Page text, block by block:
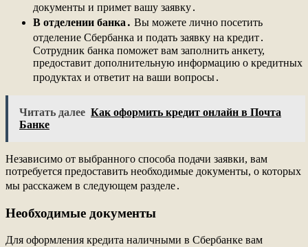
документы и примет вашу заявку․
В отделении банка․ Вы можете лично посетить
отделение Сбербанка и подать заявку на кредит․
Сотрудник банка поможет вам заполнить анкету,
предоставит дополнительную информацию о кредитных
продуктах и ответит на ваши вопросы․
Читать далее Как оформить кредит онлайн в Почта
Банке
Независимо от выбранного способа подачи заявки, вам
потребуется предоставить необходимые документы, о которых
мы расскажем в следующем разделе․
Необходимые документы
Для оформления кредита наличными в Сбербанке вам